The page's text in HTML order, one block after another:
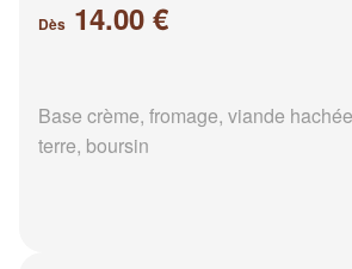
Dès 14.00 €
Base crème, fromage, viande
terre, boursin